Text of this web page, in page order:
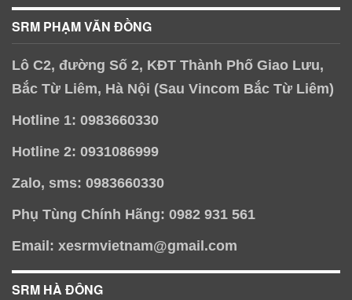
SRM PHẠM VĂN ĐỒNG
Lô C2, đường Số 2, KĐT Thành Phố Giao Lưu,
Bắc Từ Liêm, Hà Nội (Sau Vincom Bắc Từ Liêm)
Hotline 1: 0983660330
Hotline 2: 0931086999
Zalo, sms: 0983660330
Phụ Tùng Chính Hãng: 0982 931 561
Email: xesrmvietnam@gmail.com
SRM HÀ ĐÔNG